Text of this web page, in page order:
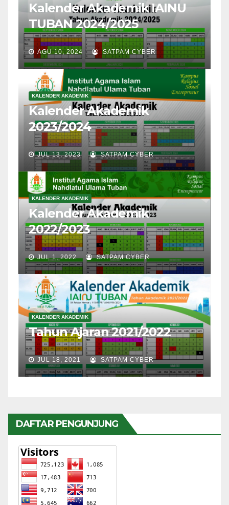
Kalender Akademik IAINU
TUBAN 2024/2025
AGU 10, 2024 SATPAM CYBER
KALENDER AKADEMIK
Kalender Akademik
2023/2024
JUL 13, 2023 SATPAM CYBER
KALENDER AKADEMIK
Kalender Akademik
2022/2023
JUL 1, 2022 SATPAM CYBER
KALENDER AKADEMIK
Tahun Ajaran 2021/2022
JUL 18, 2021 SATPAM CYBER
DAFTAR PENGUNJUNG